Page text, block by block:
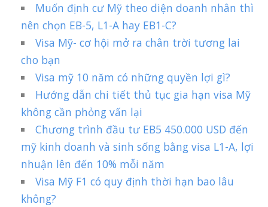
Muốn định cư Mỹ theo diện doanh nhân thì
nên chọn EB-5, L1-A hay EB1-C?
Visa Mỹ- cơ hội mở ra chân trời tương lai
cho bạn
Visa mỹ 10 năm có những quyền lợi gì?
Hướng dẫn chi tiết thủ tục gia hạn visa Mỹ
không cần phỏng vấn lại
Chương trình đầu tư EB5 450.000 USD đến
mỹ kinh doanh và sinh sống bằng visa L1-A, lợi
nhuận lên đến 10% mỗi năm
Visa Mỹ F1 có quy định thời hạn bao lâu
không?